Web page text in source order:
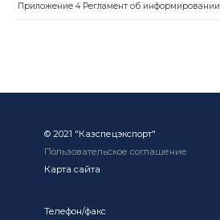
Приложение 4 Регламент об информировании
© 2021 "Казспецэкспорт"
Пользовательское соглашение
Карта сайта
Телефон/факс